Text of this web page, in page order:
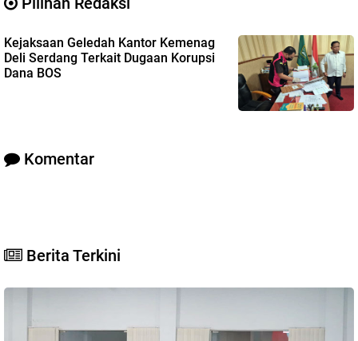
Kejaksaan Geledah Kantor Kemenag
Deli Serdang Terkait Dugaan Korupsi
Dana BOS
Komentar
Berita Terkini